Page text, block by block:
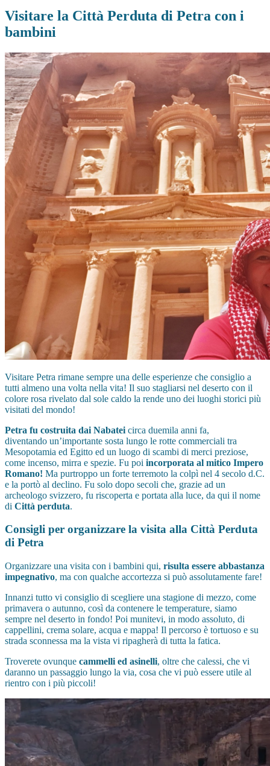
Visitare la Città Perduta di Petra con i
bambini
Visitare Petra rimane sempre una delle esperienze che consiglio a
tutti almeno una volta nella vita! Il suo stagliarsi nel deserto con il
colore rosa rivelato dal sole caldo la rende uno dei luoghi storici più
visitati del mondo!
Petra fu costruita dai Nabatei circa duemila anni fa,
diventando un’importante sosta lungo le rotte commerciali tra
Mesopotamia ed Egitto ed un luogo di scambi di merci preziose,
come incenso, mirra e spezie. Fu poi incorporata al mitico Impero
Romano! Ma purtroppo un forte terremoto la colpì nel 4 secolo d.C.
e la portò al declino. Fu solo dopo secoli che, grazie ad un
archeologo svizzero, fu riscoperta e portata alla luce, da qui il nome
di Città perduta.
Consigli per organizzare la visita alla Città Perduta
di Petra
Organizzare una visita con i bambini qui, risulta essere abbastanza
impegnativo, ma con qualche accortezza si può assolutamente fare!
Innanzi tutto vi consiglio di scegliere una stagione di mezzo, come
primavera o autunno, così da contenere le temperature, siamo
sempre nel deserto in fondo! Poi munitevi, in modo assoluto, di
cappellini, crema solare, acqua e mappa! Il percorso è tortuoso e su
strada sconnessa ma la vista vi ripagherà di tutta la fatica.
Troverete ovunque cammelli ed asinelli, oltre che calessi, che vi
daranno un passaggio lungo la via, cosa che vi può essere utile al
rientro con i più piccoli!